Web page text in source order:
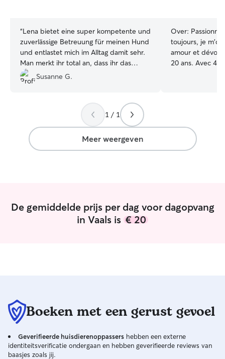
“Lena bietet eine super kompetente und
zuverlässige Betreuung für meinen Hund
und entlastet mich im Alltag damit sehr.
Man merkt ihr total an, dass ihr das
Wohlergehen der Hunde wirklich am
Herzen liegt. Sie befasst sich individuell
Fachwissen (wovon auch ich als Halterin
sehr profitiere) und kann
Hundeverhalten sehr gut einschätzen.
Dadurch entsteht eine harmonische
Gruppe, was sich deutlich positiv auf das
Bedenken jederzeit anvertrauen. 🥰🐶 ”
Susanne G.
Over:
toujours, je
amour et
20 ans. Avec 40
besoins
(jeunes,
attention
brièvement,
de la maison
qui leur permet
envies, pour un
agréables.
1 / 1
Meer weergeven
De gemiddelde prijs per dag voor dagopvang
in Vaals is € 20
Boeken met een gerust gevoel
Geverifieerde huisdierenoppassers hebben een externe
identiteitsverificatie ondergaan en hebben geverifieerde reviews van
baasjes zoals jij.